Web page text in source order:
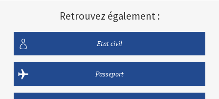
Retrouvez également :
Etat civil
Passeport